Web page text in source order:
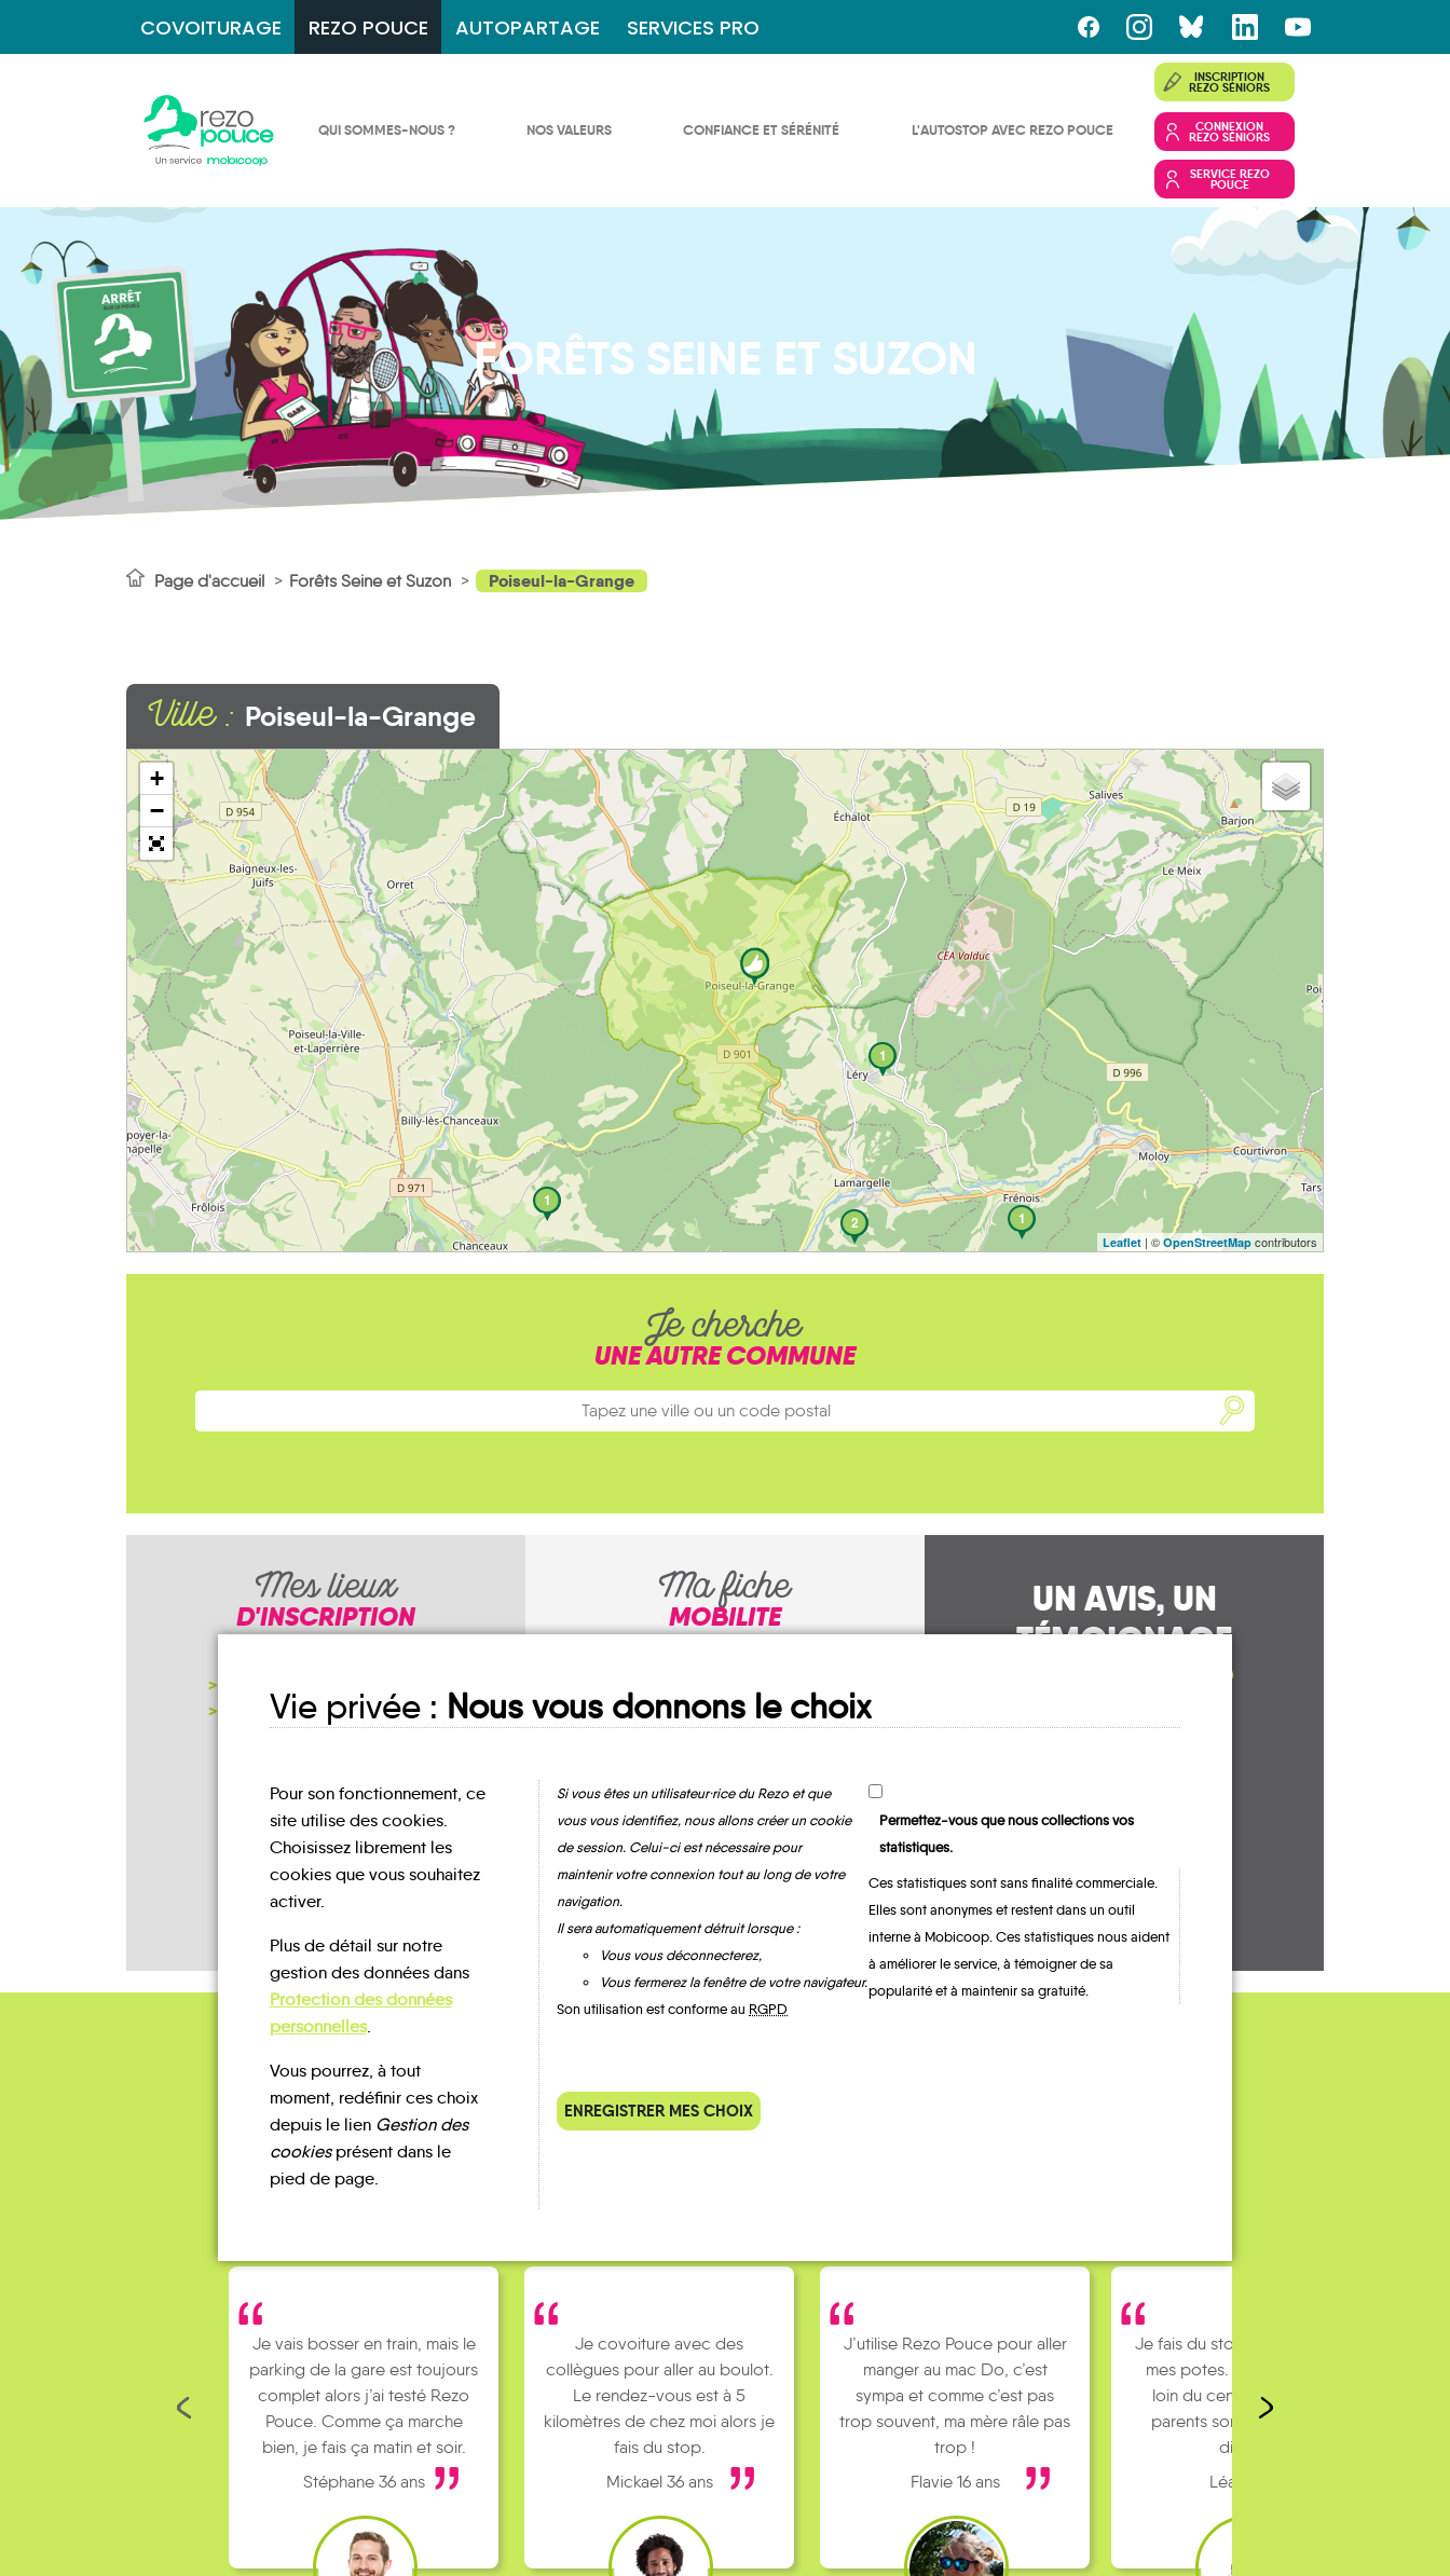
COVOITURAGE REZO POUCE AUTOPARTAGE SERVICES PRO
QUI SOMMES-NOUS ? NOS VALEURS CONFIANCE ET SÉRÉNITÉ L'AUTOSTOP AVEC REZO POUCE
INSCRIPTION
REZO SÉNIORS
CONNEXION
REZO SÉNIORS
SERVICE REZO
POUCE
FORÊTS SEINE ET SUZON
Page d'accueil Forêts Seine et Suzon Poiseul-la-Grange
Ville : Poiseul-la-Grange
1
1
2
1
+
−
Leaflet | © OpenStreetMap contributors
Je cherche
UNE AUTRE COMMUNE
Mes lieux
D'INSCRIPTION
NOTRE PAGE D'INSCRIPTION
Ma fiche
MOBILITE
Poiseul-la-Grange
UN AVIS, UN
TÉMOIGNAGE
À PARTAGER ?
QUELQUES
Témoignages
Je vais bosser en train, mais le
parking de la gare est toujours
complet alors j’ai testé Rezo
Pouce. Comme ça marche
bien, je fais ça matin et soir.
Stéphane 36 ans
Je covoiture avec des
collègues pour aller au boulot.
Le rendez-vous est à 5
kilomètres de chez moi alors je
fais du stop.
Mickael 36 ans
J’utilise Rezo Pouce pour aller
manger au mac Do, c’est
sympa et comme c’est pas
trop souvent, ma mère râle pas
trop !
Flavie 16 ans
Je fais du stop pour rejoindre
mes potes. J’habite un peu
loin du centre ville et mes
parents sont pas toujours
dispo…
Léa 16 ans
Vie privée : Nous vous donnons le choix
Pour son fonctionnement, ce
site utilise des cookies.
Choisissez librement les
cookies que vous souhaitez
activer.
Plus de détail sur notre
gestion des données dans
Protection des données
personnelles.
Vous pourrez, à tout
moment, redéfinir ces choix
depuis le lien Gestion des
cookiesprésent dans le
pied de page.
Si vous êtes un utilisateur·rice du Rezo et que
vous vous identifiez, nous allons créer un cookie
de session. Celui-ci est nécessaire pour
maintenir votre connexion tout au long de votre
navigation.
Il sera automatiquement détruit lorsque :
Vous vous déconnecterez,
Vous fermerez la fenêtre de votre navigateur.
Son utilisation est conforme au RGPD
Permettez-vous que nous collections vos
statistiques.
Ces statistiques sont sans finalité commerciale.
Elles sont anonymes et restent dans un outil
interne à Mobicoop. Ces statistiques nous aident
à améliorer le service, à témoigner de sa
popularité et à maintenir sa gratuité.
ENREGISTRER MES CHOIX